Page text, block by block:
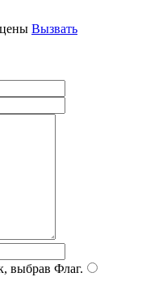
Вызвать
выбрав Флаг.